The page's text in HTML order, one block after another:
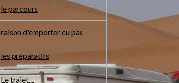
le parcours
raison d'emporter ou pas
les préparatifs
Le trajet....